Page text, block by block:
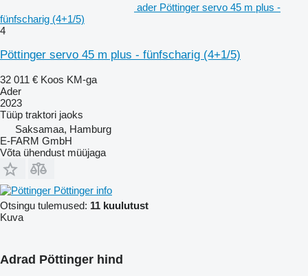
ader Pöttinger servo 45 m plus -
fünfscharig (4+1/5)
4
Pöttinger servo 45 m plus - fünfscharig (4+1/5)
32 011 € Koos KM-ga
Ader
2023
Tüüp traktori jaoks
Saksamaa, Hamburg
E-FARM GmbH
Võta ühendust müüjaga
Pöttinger info
Otsingu tulemused: 11 kuulutust
Kuva
Adrad Pöttinger hind